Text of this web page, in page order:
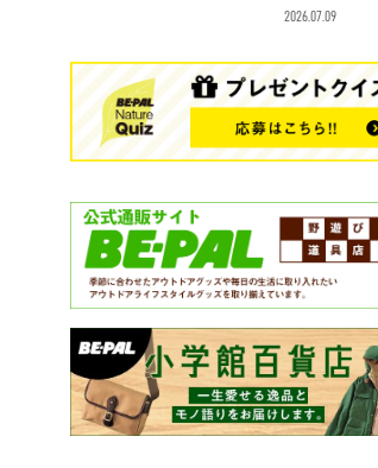
2026.07.09